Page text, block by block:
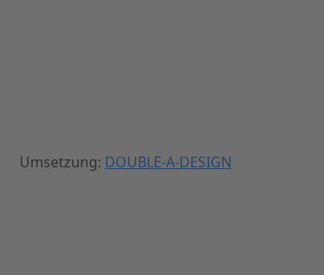
Umsetzung: DOUBLE-A-DESIGN